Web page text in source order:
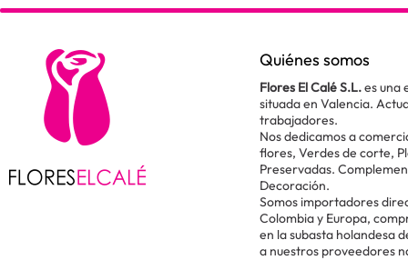
Quiénes somos
Flores El Calé S.L.es una
situada en Valencia.
trabajadores.
Nos dedicamos a
flores, Verdes de corte,
Preservadas.
Decoración.
Somos importadores
Colombia y Europa,
en la subasta holandesa
a nuestros proveedores